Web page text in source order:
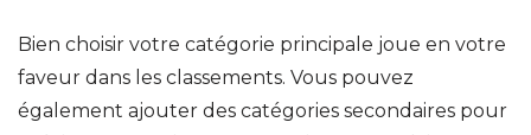
Bien choisir votre catégorie principale joue en votre
faveur dans les classements. Vous pouvez
également ajouter des catégories secondaires pour